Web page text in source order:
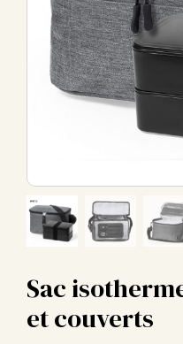
Sac
et couverts